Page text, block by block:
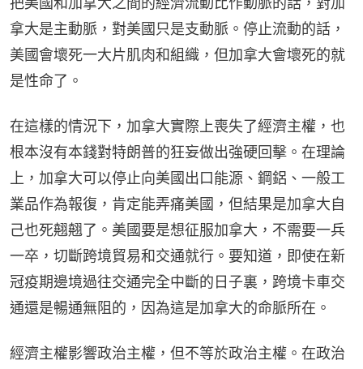
拿大是主動脈，對美國只是支動脈。停止流動的話，
美國會壞死一大片肌肉和組織，但加拿大會壞死的就
是性命了。
在這樣的情況下，加拿大實際上喪失了經濟主權，也
根本沒有本錢對特朗普的狂妄做出強硬回擊。在理論
上，加拿大可以停止向美國出口能源、鋼鋁、一般工
業品作為報復，肯定能弄痛美國，但結果是加拿大自
己也死翹翹了。美國要是想征服加拿大，不需要一兵
一卒，切斷跨境貿易和交通就行。要知道，即使在新
冠疫期邊境過往交通完全中斷的日子裏，跨境卡車交
通還是暢通無阻的，因為這是加拿大的命脈所在。
經濟主權影響政治主權，但不等於政治主權。在政治